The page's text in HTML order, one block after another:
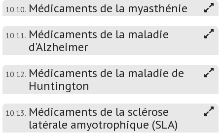
10.10. Médicaments de la myasthénie
10.11. Médicaments de la maladie
d'Alzheimer
10.12. Médicaments de la maladie de
Huntington
10.13. Médicaments de la sclérose
latérale amyotrophique (SLA)